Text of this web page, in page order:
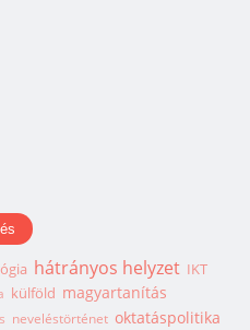
hátrányos helyzet IKT
külföld magyartanítás
neveléstörténet oktatáspolitika